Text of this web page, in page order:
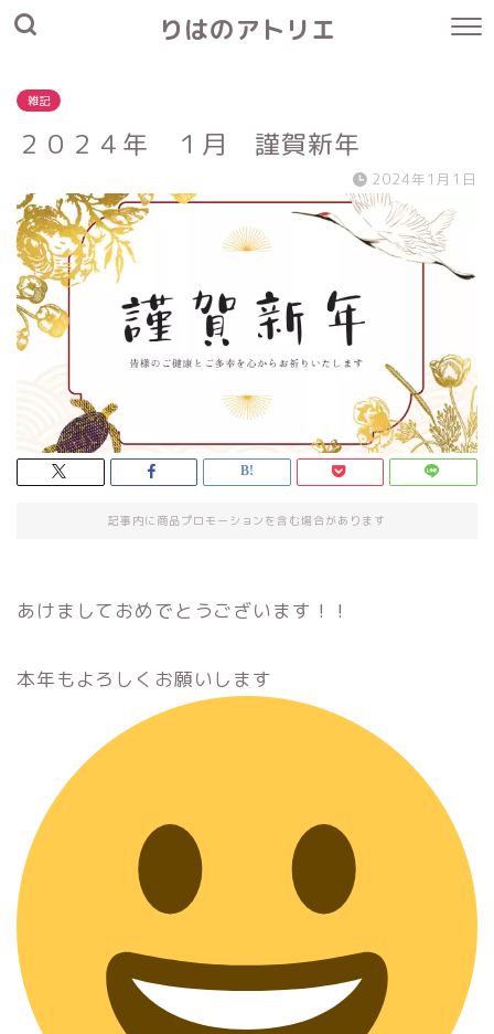
りはのアトリエ
雑記
２０２４年 １月 謹賀新年
2024年1月1日
記事内に商品プロモーションを含む場合があります
あけましておめでとうございます！！
本年もよろしくお願いします